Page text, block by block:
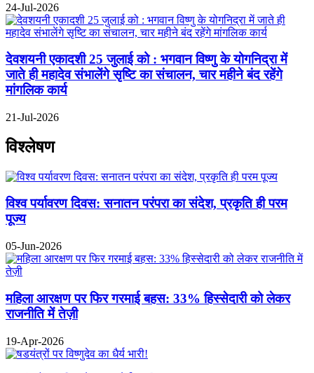
24-Jul-2026
देवशयनी एकादशी 25 जुलाई को : भगवान विष्णु के योगनिद्रा में
जाते ही महादेव संभालेंगे सृष्टि का संचालन, चार महीने बंद रहेंगे
मांगलिक कार्य
21-Jul-2026
विश्लेषण
विश्व पर्यावरण दिवस: सनातन परंपरा का संदेश, प्रकृति ही परम
पूज्य
05-Jun-2026
महिला आरक्षण पर फिर गरमाई बहस: 33% हिस्सेदारी को लेकर
राजनीति में तेज़ी
19-Apr-2026